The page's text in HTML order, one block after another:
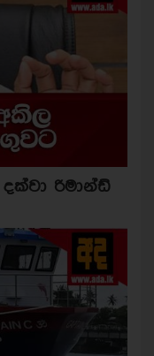
දක්වා රිමාන්ඩ්